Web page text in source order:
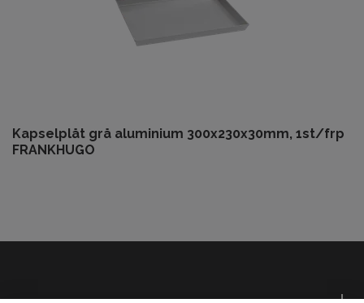
Kapselplåt grå aluminium 300x230x30mm, 1st/frp
FRANKHUGO